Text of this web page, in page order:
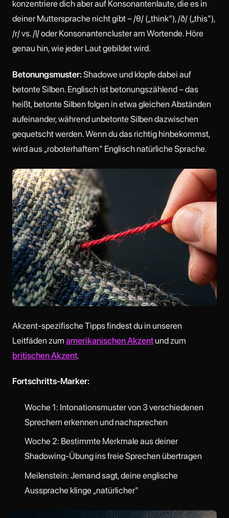
konzentriere dich aber auf Konsonantenlaute, die es in
deiner Muttersprache nicht gibt – /θ/ („think"), /ð/ („this"),
/r/ vs. /l/ oder Konsonantencluster am Wortende. Höre
genau hin, wie jeder Laut gebildet wird.
Betonungsmuster: Shadowe und klopfe dabei auf
betonte Silben. Englisch ist betonungszählend – das
heißt, betonte Silben folgen in etwa gleichen Abständen
aufeinander, während unbetonte Silben dazwischen
gequetscht werden. Wenn du das richtig hinbekommst,
wird aus „roboterhaftem" Englisch natürliche Sprache.
Akzent-spezifische Tipps findest du in unseren
Leitfäden zum amerikanischen Akzent und zum
britischen Akzent.
Fortschritts-Marker:
Woche 1: Intonationsmuster von 3 verschiedenen
Sprechern erkennen und nachsprechen
Woche 2: Bestimmte Merkmale aus deiner
Shadowing-Übung ins freie Sprechen übertragen
Meilenstein: Jemand sagt, deine englische
Aussprache klinge „natürlicher"